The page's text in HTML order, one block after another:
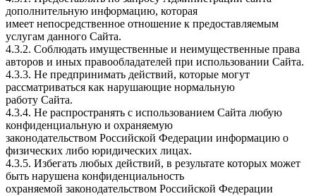
дополнительную информацию, которая
имеет непосредственное отношение к предоставляемым
услугам данного Сайта.
4.3.2. Соблюдать имущественные и неимущественные права
авторов и иных правообладателей при использовании Сайта.
4.3.3. Не предпринимать действий, которые могут
рассматриваться как нарушающие нормальную
работу Сайта.
4.3.4. Не распространять с использованием Сайта любую
конфиденциальную и охраняемую
законодательством Российской Федерации информацию о
физических либо юридических лицах.
4.3.5. Избегать любых действий, в результате которых может
быть нарушена конфиденциальность
охраняемой законодательством Российской Федерации